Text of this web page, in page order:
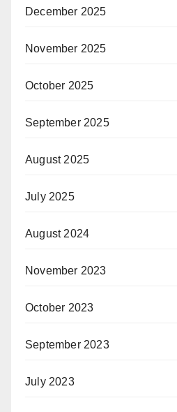
December 2025
November 2025
October 2025
September 2025
August 2025
July 2025
August 2024
November 2023
October 2023
September 2023
July 2023